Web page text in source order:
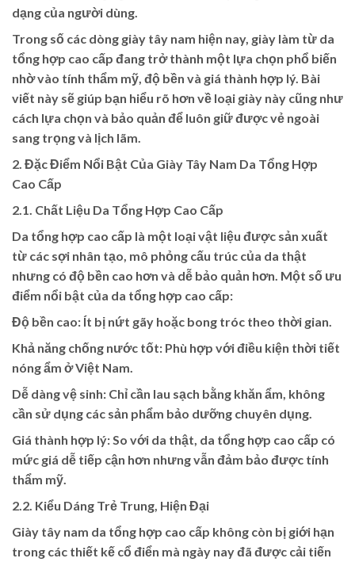
dạng của người dùng.
Trong số các dòng giày tây nam hiện nay, giày làm từ da
tổng hợp cao cấp đang trở thành một lựa chọn phổ biến
nhờ vào tính thẩm mỹ, độ bền và giá thành hợp lý. Bài
viết này sẽ giúp bạn hiểu rõ hơn về loại giày này cũng như
cách lựa chọn và bảo quản để luôn giữ được vẻ ngoài
sang trọng và lịch lãm.
2. Đặc Điểm Nổi Bật Của Giày Tây Nam Da Tổng Hợp
Cao Cấp
2.1. Chất Liệu Da Tổng Hợp Cao Cấp
Da tổng hợp cao cấp là một loại vật liệu được sản xuất
từ các sợi nhân tạo, mô phỏng cấu trúc của da thật
nhưng có độ bền cao hơn và dễ bảo quản hơn. Một số ưu
điểm nổi bật của da tổng hợp cao cấp:
Độ bền cao: Ít bị nứt gãy hoặc bong tróc theo thời gian.
Khả năng chống nước tốt: Phù hợp với điều kiện thời tiết
nóng ẩm ở Việt Nam.
Dễ dàng vệ sinh: Chỉ cần lau sạch bằng khăn ẩm, không
cần sử dụng các sản phẩm bảo dưỡng chuyên dụng.
Giá thành hợp lý: So với da thật, da tổng hợp cao cấp có
mức giá dễ tiếp cận hơn nhưng vẫn đảm bảo được tính
thẩm mỹ.
2.2. Kiểu Dáng Trẻ Trung, Hiện Đại
Giày tây nam da tổng hợp cao cấp không còn bị giới hạn
trong các thiết kế cổ điển mà ngày nay đã được cải tiến